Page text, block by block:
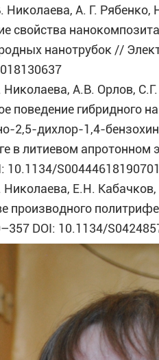
Николаева, А. Г.
свойства
нанотрубок //
Николаева, А.В. Орлов,
поведение гибридного
2,5-дихлор-1,4-
в литиевом
10.1134/
Николаева, Е.Н.
производного
DOI: 10.1134/